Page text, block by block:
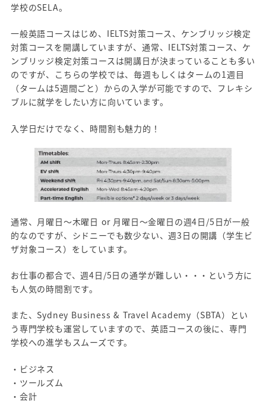
学校のSELA。
一般英語コースはじめ、IELTS対策コース、ケンブリッジ検定
対策コースを開講していますが、通常、IELTS対策コース、ケ
ンブリッジ検定対策コースは開講日が決まっていることも多い
のですが、こちらの学校では、毎週もしくはタームの1週目
（タームは5週間ごと）からの入学が可能ですので、フレキシ
ブルに就学をしたい方に向いています。
入学日だけでなく、時間割も魅力的！
通常、月曜日～木曜日 or 月曜日～金曜日の週4日/5日が一般
的なのですが、シドニーでも数少ない、週3日の開講（学生ビ
ザ対象コース）をしています。
お仕事の都合で、週4日/5日の通学が難しい・・・という方に
も人気の時間割です。
また、Sydney Business & Travel Academy（SBTA）とい
う専門学校も運営していますので、英語コースの後に、専門
学校への進学もスムーズです。
・ビジネス
・ツールズム
・会計